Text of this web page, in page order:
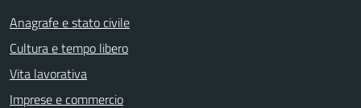
Anagrafe e stato civile
Cultura e tempo libero
Vita lavorativa
Imprese e commercio